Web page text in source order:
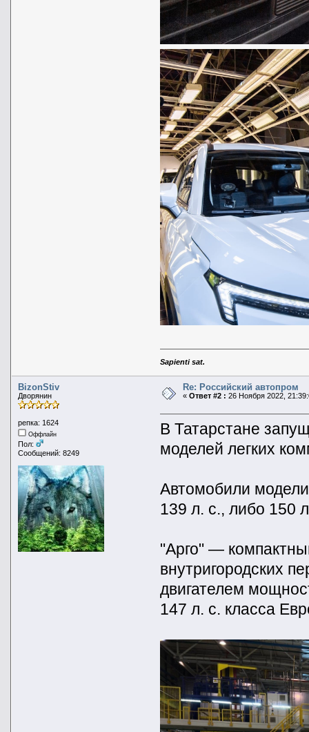
Sapienti sat.
BizonStiv
Дворянин
репка: 1624
Оффлайн
Пол:
Сообщений: 8249
Re: Российский автопром
« Ответ #2 : 26 Ноября 2022,
В Татарстане
моделей легких
Автомобили
139 л. с., либо 150
"Арго" —
внутригородских
двигателем
147 л. с. класса